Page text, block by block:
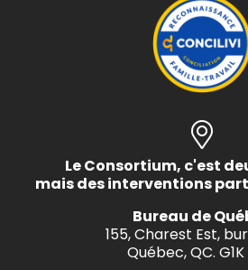
Le Consortium, c'est
mais des interventions
Bureau de
155, Charest Est,
Québec, QC.